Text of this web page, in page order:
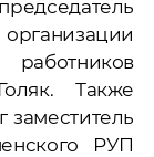
Также
заместитель
РУП